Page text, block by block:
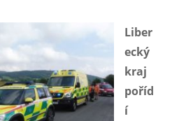
Liber
ecký
kraj
poříd
í